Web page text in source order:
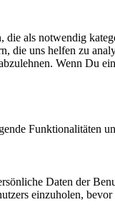
als notwendig
die uns helfen zu
Wenn Du
Funktionalitäten
Daten der
einzuholen, bevor